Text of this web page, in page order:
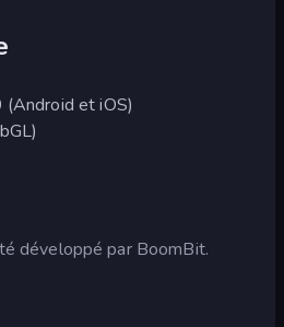
et iOS)
développé par BoomBit.